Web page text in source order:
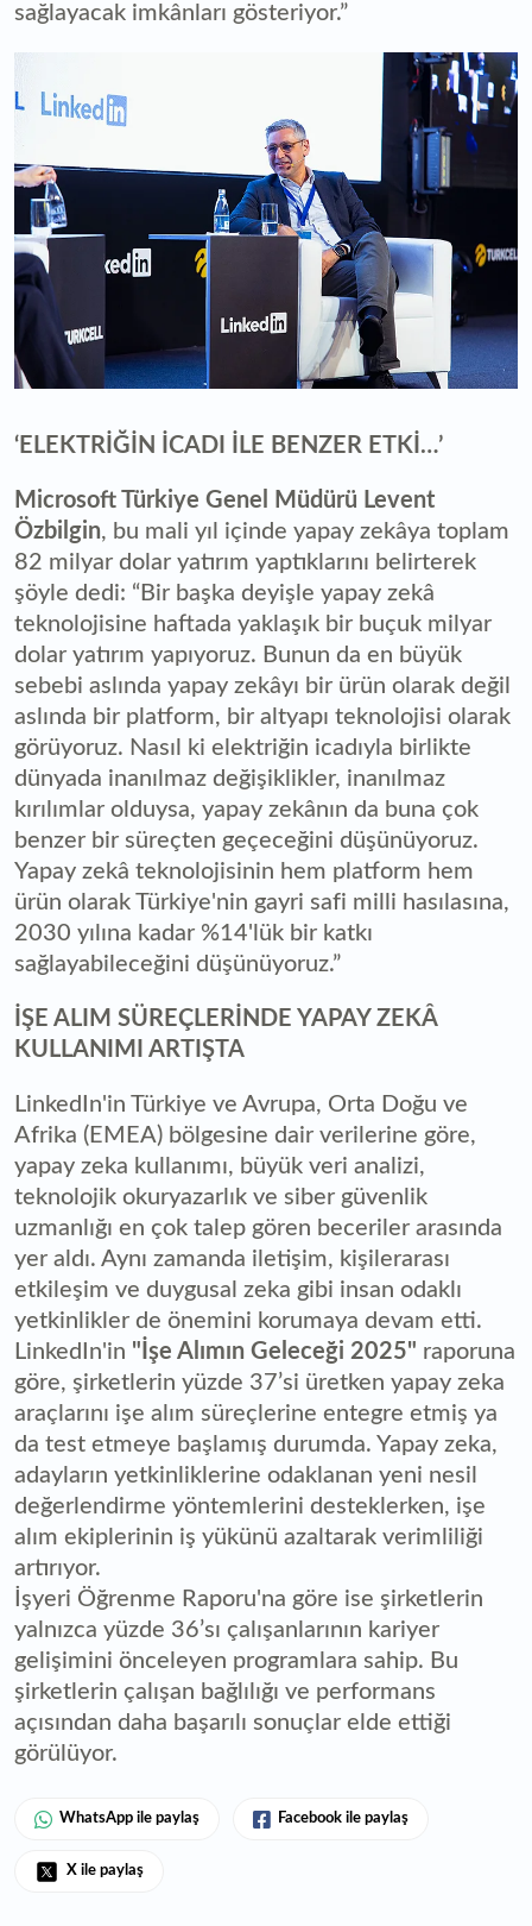
sağlayacak imkânları gösteriyor.”
‘ELEKTRİĞİN İCADI İLE BENZER ETKİ…’
Microsoft Türkiye Genel Müdürü Levent
Özbilgin, bu mali yıl içinde yapay zekâya toplam
82 milyar dolar yatırım yaptıklarını belirterek
şöyle dedi: “Bir başka deyişle yapay zekâ
teknolojisine haftada yaklaşık bir buçuk milyar
dolar yatırım yapıyoruz. Bunun da en büyük
sebebi aslında yapay zekâyı bir ürün olarak değil
aslında bir platform, bir altyapı teknolojisi olarak
görüyoruz. Nasıl ki elektriğin icadıyla birlikte
dünyada inanılmaz değişiklikler, inanılmaz
kırılımlar olduysa, yapay zekânın da buna çok
benzer bir süreçten geçeceğini düşünüyoruz.
Yapay zekâ teknolojisinin hem platform hem
ürün olarak Türkiye'nin gayri safi milli hasılasına,
2030 yılına kadar %14'lük bir katkı
sağlayabileceğini düşünüyoruz.”
İŞE ALIM SÜREÇLERİNDE YAPAY ZEKÂ
KULLANIMI ARTIŞTA
LinkedIn'in Türkiye ve Avrupa, Orta Doğu ve
Afrika (EMEA) bölgesine dair verilerine göre,
yapay zeka kullanımı, büyük veri analizi,
teknolojik okuryazarlık ve siber güvenlik
uzmanlığı en çok talep gören beceriler arasında
yer aldı. Aynı zamanda iletişim, kişilerarası
etkileşim ve duygusal zeka gibi insan odaklı
yetkinlikler de önemini korumaya devam etti.
LinkedIn'in "İşe Alımın Geleceği 2025" raporuna
göre, şirketlerin yüzde 37’si üretken yapay zeka
araçlarını işe alım süreçlerine entegre etmiş ya
da test etmeye başlamış durumda. Yapay zeka,
adayların yetkinliklerine odaklanan yeni nesil
değerlendirme yöntemlerini desteklerken, işe
alım ekiplerinin iş yükünü azaltarak verimliliği
artırıyor.
İşyeri Öğrenme Raporu'na göre ise şirketlerin
yalnızca yüzde 36’sı çalışanlarının kariyer
gelişimini önceleyen programlara sahip. Bu
şirketlerin çalışan bağlılığı ve performans
açısından daha başarılı sonuçlar elde ettiği
görülüyor.
WhatsApp ile paylaş Facebook ile paylaş
X ile paylaş